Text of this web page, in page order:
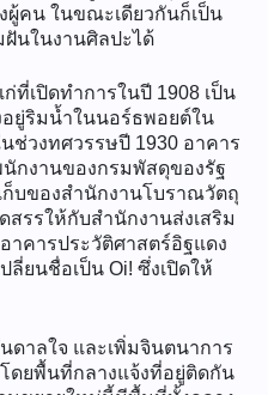
ผู้คน ในขณะเดียวกันก็เป็น
นในงานศิลปะได้
ที่เปิดทำการในปี 1908 เป็น
ยู่ริมน้ำในนอร์ธพอยต์ใน
วงทศวรรษปี 1930 อาคาร
กงานของกรมพัสดุของรัฐ
บของสำนักงานโบราณวัตถุ
รรให้กับสำนักงานส่งเสริม
คารประวัติศาสตร์อิฐแดง
ลี่ยนชื่อเป็น Oi! ซึ่งเปิดให้
ดาลใจ และเพิ่มจินตนาการ
โดยพื้นที่กลางแจ้งที่อยู่ติดกัน